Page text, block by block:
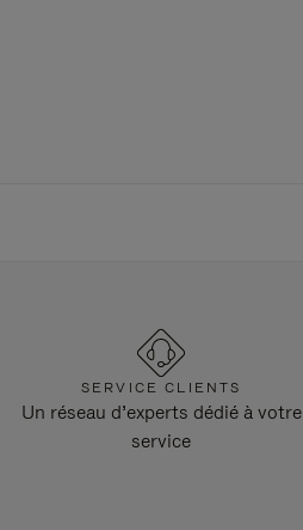
SERVICE CLIENTS
Un réseau d’experts dédié à votre
service